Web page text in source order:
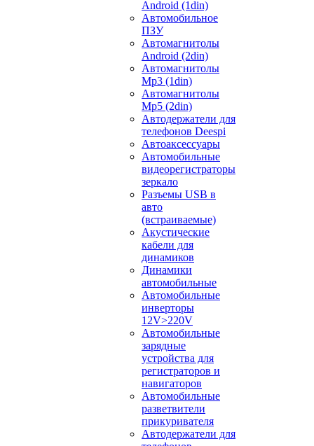
Android (1din)
Автомобильное
ПЗУ
Автомагнитолы
Android (2din)
Автомагнитолы
Mp3 (1din)
Автомагнитолы
Mp5 (2din)
Автодержатели для
телефонов Deespi
Автоаксессуары
Автомобильные
видеорегистраторы
зеркало
Разъемы USB в
авто
(встраиваемые)
Акустические
кабели для
динамиков
Динамики
автомобильные
Автомобильные
инверторы
12V>220V
Автомобильные
зарядные
устройства для
регистраторов и
навигаторов
Автомобильные
разветвители
прикуривателя
Автодержатели для